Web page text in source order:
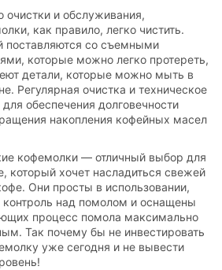
очистки и обслуживания,
как правило, легко чистить.
поставляются со съемными
которые можно легко протереть,
детали, которые можно мыть в
Регулярная очистка и техническое
обеспечения долговечности
накопления кофейных масел
кофемолки — отличный выбор для
который хочет насладиться свежей
Они просты в использовании,
контроль над помолом и оснащены
процесс помола максимально
Так почему бы не инвестировать
уже сегодня и не вывести